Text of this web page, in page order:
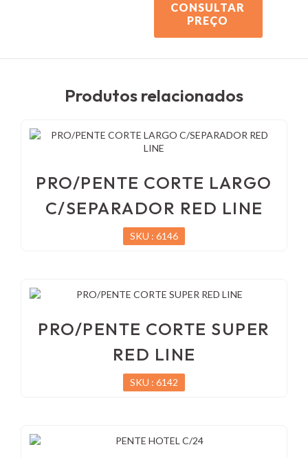
CONSULTAR
PREÇO
Produtos relacionados
PRO/PENTE CORTE LARGO
C/SEPARADOR RED LINE
SKU : 6146
PRO/PENTE CORTE SUPER
RED LINE
SKU : 6142